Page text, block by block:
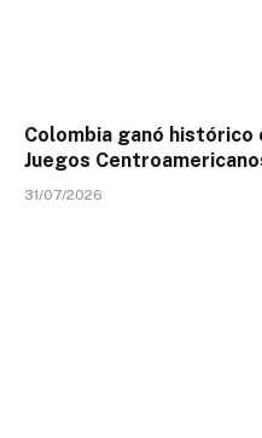
Colombia ganó histórico
Juegos
31/07/2026